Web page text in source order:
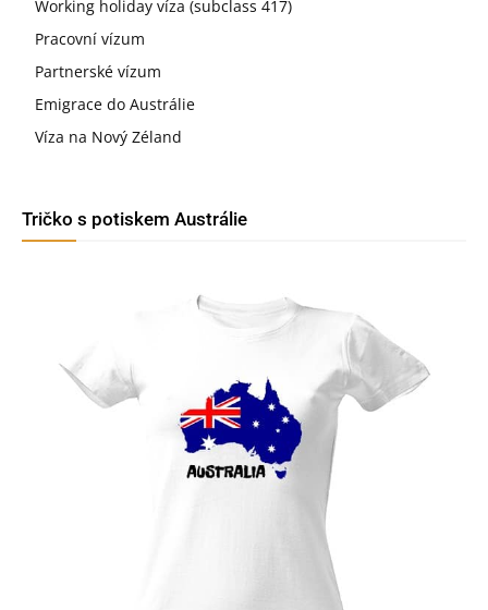
Working holiday víza (subclass 417)
Pracovní vízum
Partnerské vízum
Emigrace do Austrálie
Víza na Nový Zéland
Tričko s potiskem Austrálie